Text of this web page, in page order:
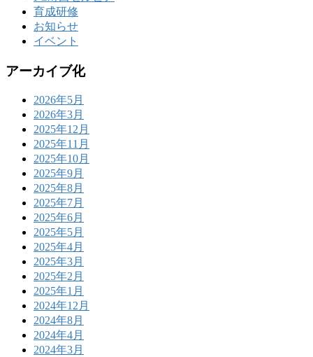
育成研修
お知らせ
イベント
アーカイブ化
2026年5月
2026年3月
2025年12月
2025年11月
2025年10月
2025年9月
2025年8月
2025年7月
2025年6月
2025年5月
2025年4月
2025年3月
2025年2月
2025年1月
2024年12月
2024年8月
2024年4月
2024年3月